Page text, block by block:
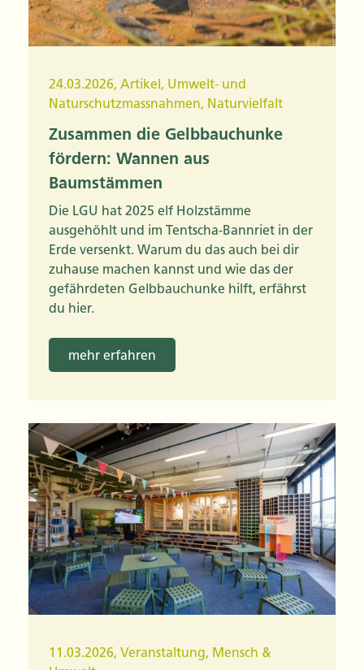
24.03.2026, Artikel, Umwelt- und
Naturschutzmassnahmen, Naturvielfalt
Zusammen die Gelbbauchunke
fördern: Wannen aus
Baumstämmen
Die LGU hat 2025 elf Holzstämme
ausgehöhlt und im Tentscha-Bannriet in der
Erde versenkt. Warum du das auch bei dir
zuhause machen kannst und wie das der
gefährdeten Gelbbauchunke hilft, erfährst
du hier.
mehr erfahren
11.03.2026, Veranstaltung, Mensch &